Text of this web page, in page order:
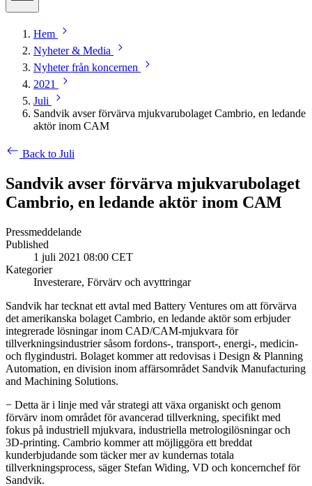
Hem
Nyheter & Media
Nyheter från koncernen
2021
Juli
Sandvik avser förvärva mjukvarubolaget Cambrio, en ledande
aktör inom CAM
Back to Juli
Sandvik avser förvärva mjukvarubolaget
Cambrio, en ledande aktör inom CAM
Pressmeddelande
Published
1 juli 2021 08:00 CET
Kategorier
Investerare, Förvärv och avyttringar
Sandvik har tecknat ett avtal med Battery Ventures om att förvärva
det amerikanska bolaget Cambrio, en ledande aktör som erbjuder
integrerade lösningar inom CAD/CAM-mjukvara för
tillverkningsindustrier såsom fordons-, transport-, energi-, medicin-
och flygindustri. Bolaget kommer att redovisas i Design & Planning
Automation, en division inom affärsområdet Sandvik Manufacturing
and Machining Solutions.
− Detta är i linje med vår strategi att växa organiskt och genom
förvärv inom området för avancerad tillverkning, specifikt med
fokus på industriell mjukvara, industriella metrologilösningar och
3D-printing. Cambrio kommer att möjliggöra ett breddat
kunderbjudande som täcker mer av kundernas totala
tillverkningsprocess, säger Stefan Widing, VD och koncernchef för
Sandvik.